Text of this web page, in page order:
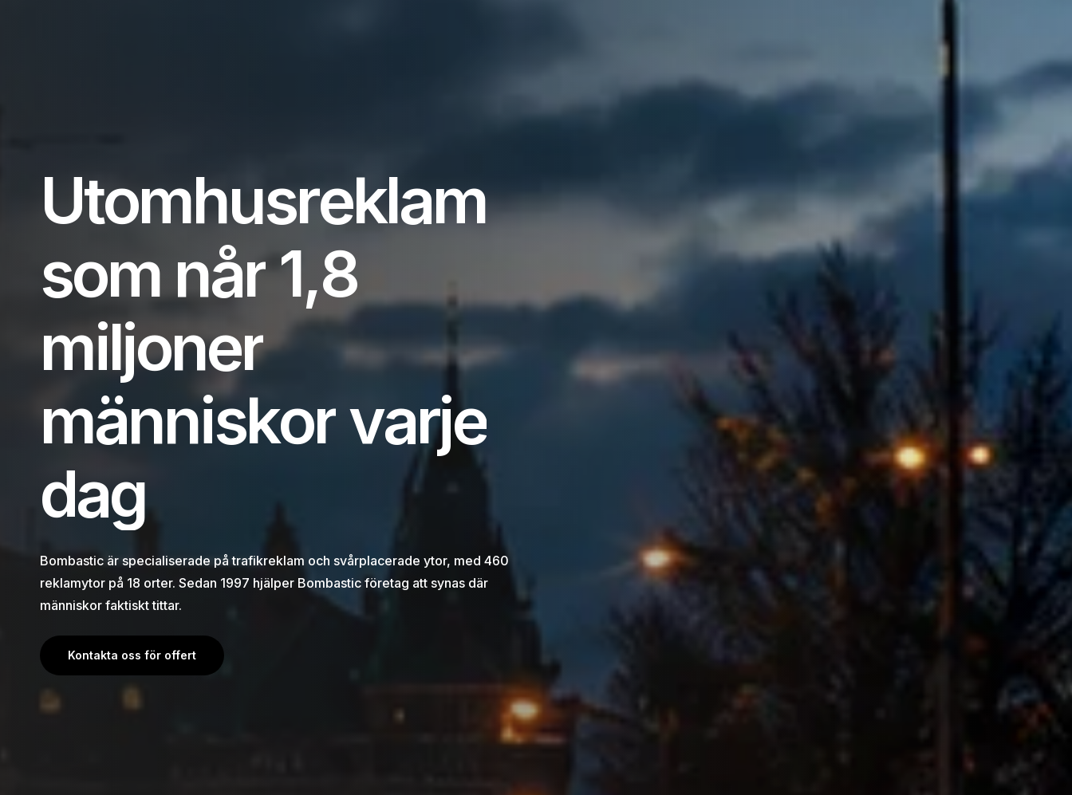
Utomhusreklam
som når1,8
miljoner
människorvarje
dag
Bombastic är specialiserade på trafikreklam och svårplacerade ytor, med 460
reklamytor på 18 orter. Sedan 1997 hjälper Bombastic företag att synas där
människor faktiskt tittar.
Kontakta oss för offert